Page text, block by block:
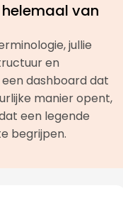
van
jullie
en
dashboard dat
manier opent,
een legende
begrijpen.